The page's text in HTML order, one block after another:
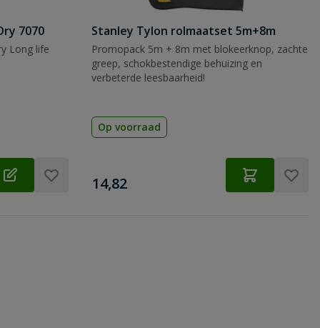
7070
Long life
Stanley Tylon rolmaatset 5m+8m
Promopack 5m + 8m met blokeerknop, zachte
greep, schokbestendige behuizing en
verbeterde leesbaarheid!
Op voorraad
€
14,82